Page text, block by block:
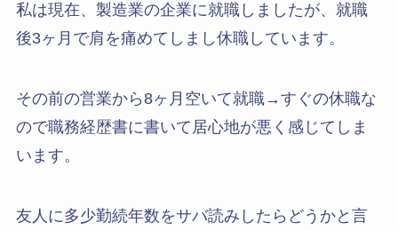
私は現在、製造業の企業に就職しましたが、就職
後3ヶ月で肩を痛めてしまし休職しています。
その前の営業から8ヶ月空いて就職→すぐの休職な
ので職務経歴書に書いて居心地が悪く感じてしま
います。
友人に多少勤続年数をサバ読みしたらどうかと言